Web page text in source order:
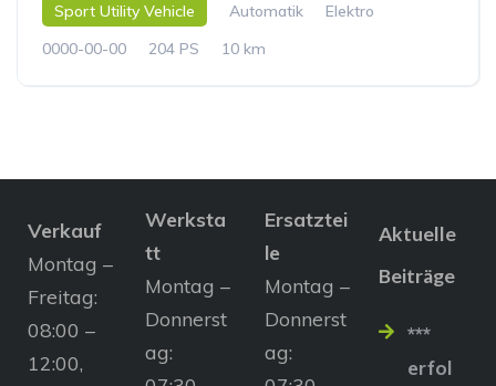
Sport Utility Vehicle Automatik
Elektro
0000-00-00
204 PS 10 km
Verkauf
Montag –
Freitag:
08:00 –
12:00,
Werksta
tt
Montag –
Donnerst
ag:
Ersatztei
le
Montag –
Donnerst
ag:
Aktuelle
Beiträge
***
erfol